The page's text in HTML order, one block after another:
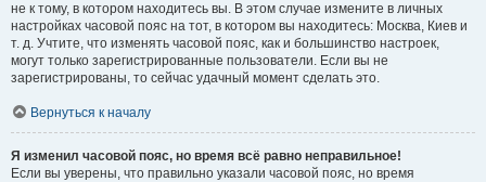
не к тому, в котором находитесь вы. В этом случае измените в личных
настройках часовой пояс на тот, в котором вы находитесь: Москва, Киев и
т. д. Учтите, что изменять часовой пояс, как и большинство настроек,
могут только зарегистрированные пользователи. Если вы не
зарегистрированы, то сейчас удачный момент сделать это.
Вернуться к началу
Я изменил часовой пояс, но время всё равно неправильное!
Если вы уверены, что правильно указали часовой пояс, но время